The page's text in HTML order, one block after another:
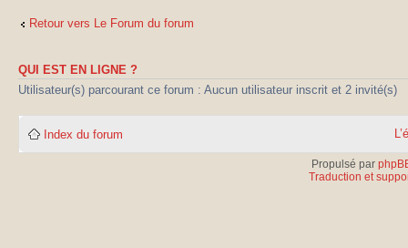
Retour vers Le Forum du forum
QUI EST EN LIGNE ?
Utilisateur(s) parcourant ce forum : Aucun utilisateur inscrit et 2 invité(s)
Index du forum
Propulsé par
Traduction et